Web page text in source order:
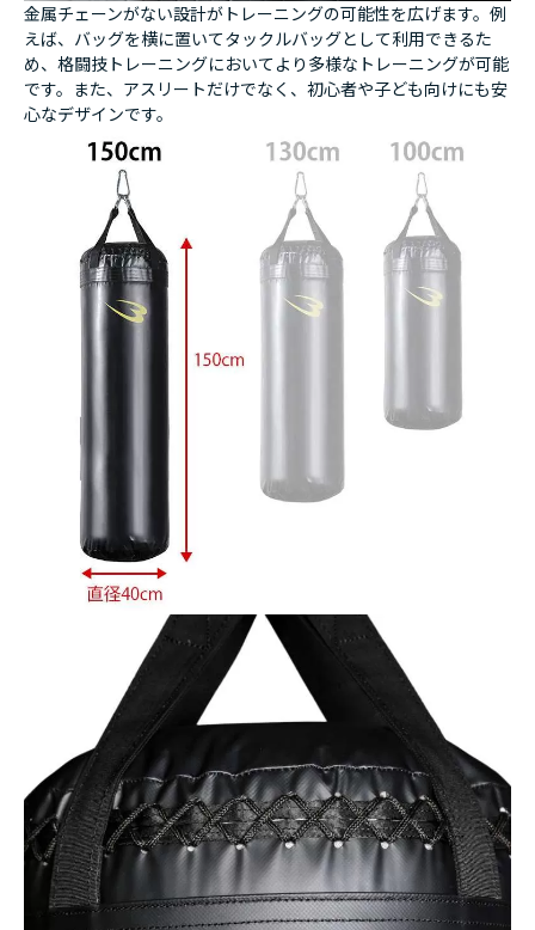
金属チェーンがない設計がトレーニングの可能性を広げます。例
えば、バッグを横に置いてタックルバッグとして利用できるた
め、格闘技トレーニングにおいてより多様なトレーニングが可能
です。また、アスリートだけでなく、初心者や子ども向けにも安
心なデザインです。